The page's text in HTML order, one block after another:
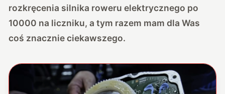
rozkręcenia silnika roweru elektrycznego po
10000 na liczniku, a tym razem mam dla Was
coś znacznie ciekawszego.